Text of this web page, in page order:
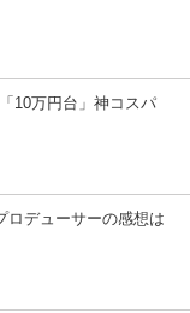
10万円台」神コスパ
ロデューサーの感想は